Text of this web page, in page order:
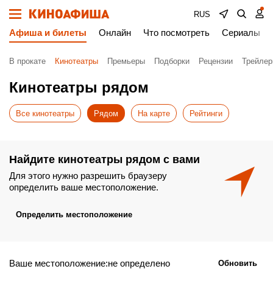
RUS
Афиша и билеты Онлайн Что посмотреть Сериалы
В прокате Кинотеатры Премьеры Подборки Рецензии
Кинотеатры рядом
Все кинотеатры Рядом На карте Рейтинги
Найдите кинотеатры рядом с вами
Для этого нужно разрешить браузеру
определить ваше местоположение.
Определить местоположение
Ваше местоположение:не определено Обновить